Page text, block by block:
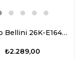
Luciano Bellini 26K-E16403S Formal Erkek Casual Ayakkabı Lacivert
₺2.289,00